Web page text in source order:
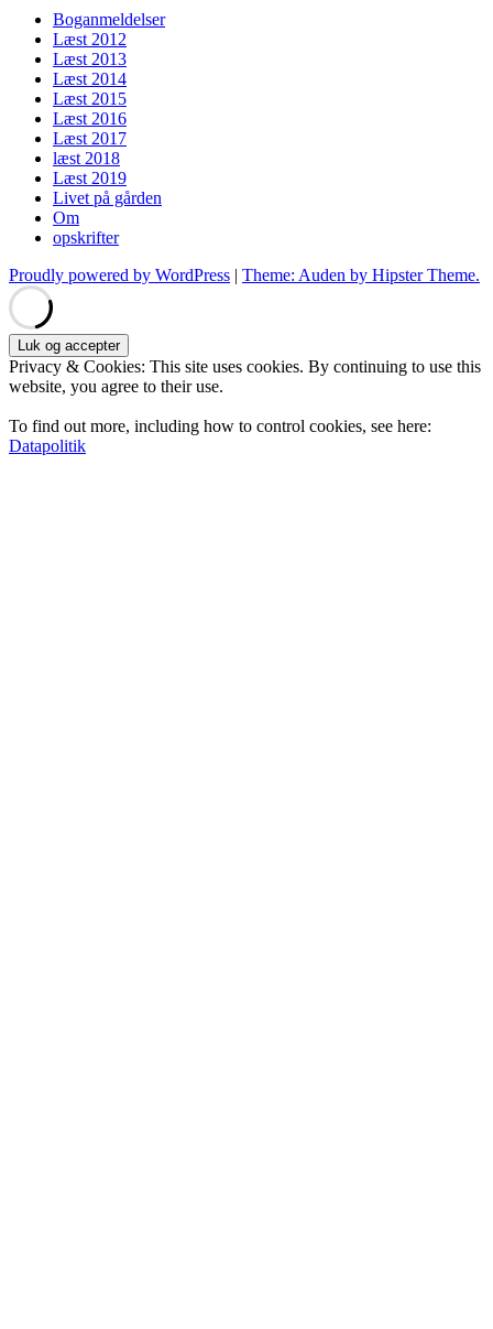
Boganmeldelser
Læst 2012
Læst 2013
Læst 2014
Læst 2015
Læst 2016
Læst 2017
læst 2018
Læst 2019
Livet på gården
Om
opskrifter
Proudly powered by WordPress | Theme: Auden by Hipster Theme.
Privacy & Cookies: This site uses cookies. By continuing to use this
website, you agree to their use.
To find out more, including how to control cookies, see here:
Datapolitik